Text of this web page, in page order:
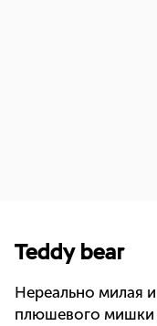
Teddy bear
Нереально милая
плюшевого мишки